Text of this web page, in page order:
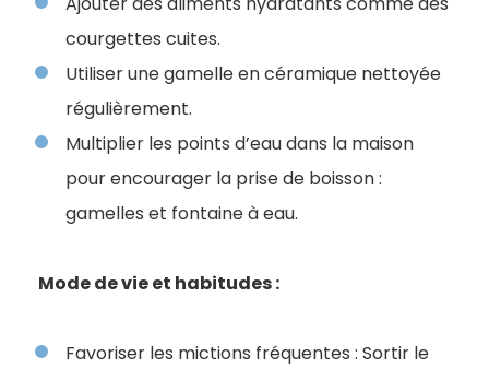
courgettes cuites.
Utiliser une gamelle en céramique nettoyée
régulièrement.
Multiplier les points d’eau dans la maison
pour encourager la prise de boisson :
gamelles et fontaine à eau.
Mode de vie et habitudes :
Favoriser les mictions fréquentes : Sortir le